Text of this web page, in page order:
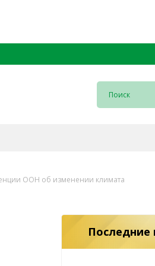
ООН об изменении климата
Последние